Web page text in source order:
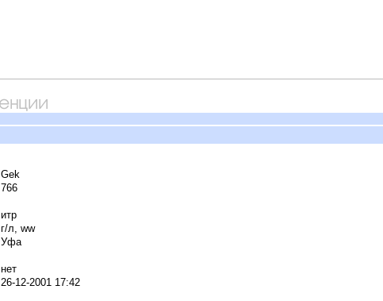
Gek
766
итр
г/л, ww
Уфа
нет
26-12-2001 17:42